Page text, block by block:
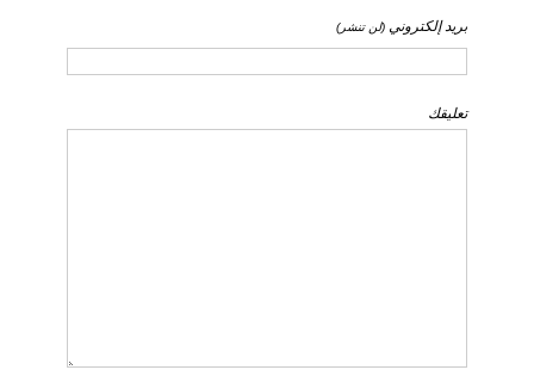
بريد إلكتروني (لن تنشر)
تعليقك